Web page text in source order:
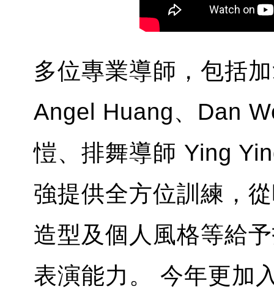
多位專業導師，包括
Angel Huang、Dan
愷、排舞導師 Ying
強提供全方位訓練，
造型及個人風格等給
表演能力。 今年更加